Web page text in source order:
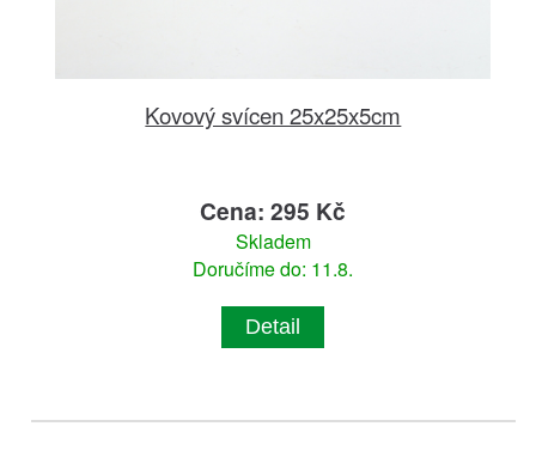
Kovový svícen 25x25x5cm
Cena: 295 Kč
Skladem
Doručíme do: 11.8.
Detail